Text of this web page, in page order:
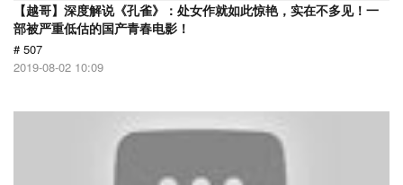
【越哥】深度解说《孔雀》：处女作就如此惊艳，实在不多见！一
部被严重低估的国产青春电影！
# 507
2019-08-02 10:09